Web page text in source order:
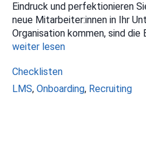
Eindruck und perfektionieren
neue Mitarbeiter:innen in Ihr
Organisation kommen, sind die
weiter lesen
Kategorien
Checklisten
Schlagwörter
LMS, Onboarding, Recruiting